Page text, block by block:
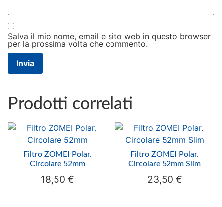
Salva il mio nome, email e sito web in questo browser
per la prossima volta che commento.
Prodotti correlati
Filtro ZOMEI Polar.
Circolare 52mm
18,50 €
Filtro ZOMEI Polar.
Circolare 52mm Slim
23,50 €